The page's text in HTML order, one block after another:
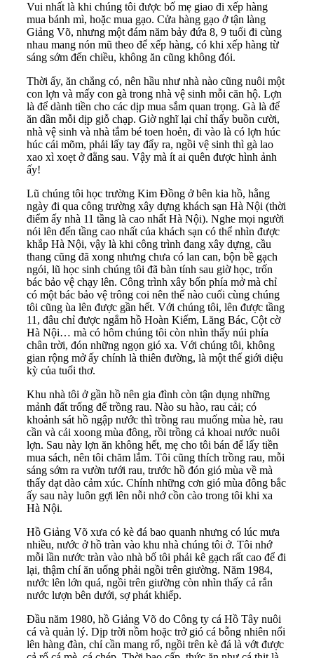
Vui nhất là khi chúng tôi được bố mẹ giao đi xếp hàng
mua bánh mì, hoặc mua gạo. Cửa hàng gạo ở tận làng
Giảng Võ, nhưng một đám năm bảy đứa 8, 9 tuổi đi cùng
nhau mang nón mũ theo để xếp hàng, có khi xếp hàng từ
sáng sớm đến chiều, không ăn cũng không đói.
Thời ấy, ăn chẳng có, nên hầu như nhà nào cũng nuôi một
con lợn và mấy con gà trong nhà vệ sinh mỗi căn hộ. Lợn
là để dành tiền cho các dịp mua sắm quan trọng. Gà là để
ăn dần mỗi dịp giỗ chạp. Giờ nghĩ lại chỉ thấy buồn cười,
nhà vệ sinh và nhà tắm bé toen hoẻn, đi vào là có lợn húc
húc cái mõm, phải lấy tay đẩy ra, ngồi vệ sinh thì gà lao
xao xì xoẹt ở đằng sau. Vậy mà ít ai quên được hình ảnh
ấy!
Lũ chúng tôi học trường Kim Đồng ở bên kia hồ, hằng
ngày đi qua công trường xây dựng khách sạn Hà Nội (thời
điểm ấy nhà 11 tầng là cao nhất Hà Nội). Nghe mọi người
nói lên đến tầng cao nhất của khách sạn có thể nhìn được
khắp Hà Nội, vậy là khi công trình đang xây dựng, cầu
thang cũng đã xong nhưng chưa có lan can, bộn bề gạch
ngói, lũ học sinh chúng tôi đã bàn tính sau giờ học, trốn
bác bảo vệ chạy lên. Công trình xây bốn phía mở mà chỉ
có một bác bảo vệ trông coi nên thế nào cuối cùng chúng
tôi cũng ùa lên được gần hết. Với chúng tôi, lên được tầng
11, đâu chỉ được ngắm hồ Hoàn Kiếm, Lăng Bác, Cột cờ
Hà Nội… mà có hôm chúng tôi còn nhìn thấy núi phía
chân trời, đón những ngọn gió xa. Với chúng tôi, không
gian rộng mở ấy chính là thiên đường, là một thế giới diệu
kỳ của tuổi thơ.
Khu nhà tôi ở gần hồ nên gia đình còn tận dụng những
mảnh đất trống để trồng rau. Nào su hào, rau cải; có
khoảnh sát hồ ngập nước thì trồng rau muống mùa hè, rau
cần và cải xoong mùa đông, rồi trồng cả khoai nước nuôi
lợn. Sau này lợn ăn không hết, mẹ cho tôi bán để lấy tiền
mua sách, nên tôi chăm lắm. Tôi cũng thích trồng rau, mỗi
sáng sớm ra vườn tưới rau, trước hồ đón gió mùa về mà
thấy dạt dào cảm xúc. Chính những cơn gió mùa đông bắc
ấy sau này luôn gợi lên nỗi nhớ cồn cào trong tôi khi xa
Hà Nội.
Hồ Giảng Võ xưa có kè đá bao quanh nhưng có lúc mưa
nhiều, nước ở hồ tràn vào khu nhà chúng tôi ở. Tôi nhớ
mỗi lần nước tràn vào nhà bố tôi phải kê gạch rất cao để đi
lại, thậm chí ăn uống phải ngồi trên giường. Năm 1984,
nước lên lớn quá, ngồi trên giường còn nhìn thấy cả rắn
nước lượn bên dưới, sợ phát khiếp.
Đầu năm 1980, hồ Giảng Võ do Công ty cá Hồ Tây nuôi
cá và quản lý. Dịp trời nồm hoặc trở gió cá bỗng nhiên nổi
lên hàng đàn, chỉ cần mang rổ, ngồi trên kè đá là vớt được